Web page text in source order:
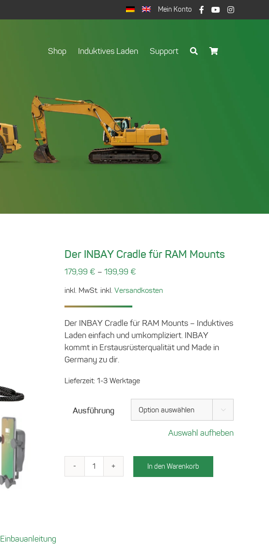
Mein Konto
Shop Induktives Laden Support
Der INBAY Cradle für RAM Mounts
179,99 € – 199,99 €
inkl. MwSt. inkl. Versandkosten
Der INBAY Cradle für RAM Mounts – Induktives
Laden einfach und umkompliziert. INBAY
kommt in Erstausrüsterqualität und Made in
Germany zu dir.
Lieferzeit: 1-3 Werktage
Ausführung 
Auswahl aufheben
Der
In den Warenkorb
Einbauanleitung